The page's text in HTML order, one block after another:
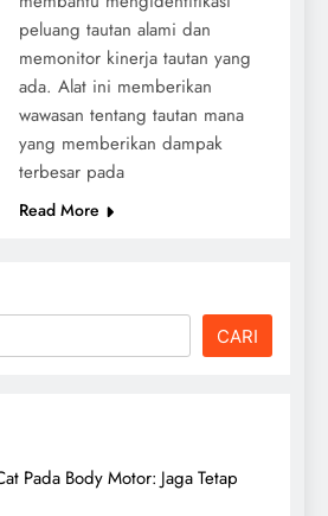
peluang tautan alami dan
memonitor kinerja tautan yang
ada. Alat ini memberikan
wawasan tentang tautan mana
yang memberikan dampak
terbesar pada
Read More
CARI
Pada Body Motor: Jaga Tetap